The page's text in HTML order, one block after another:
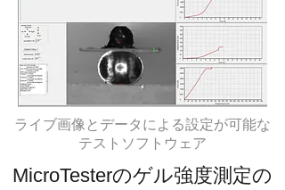
ライブ画像とデータによる設定が可能な
テストソフトウェア
MicroTesterのゲル強度測定の